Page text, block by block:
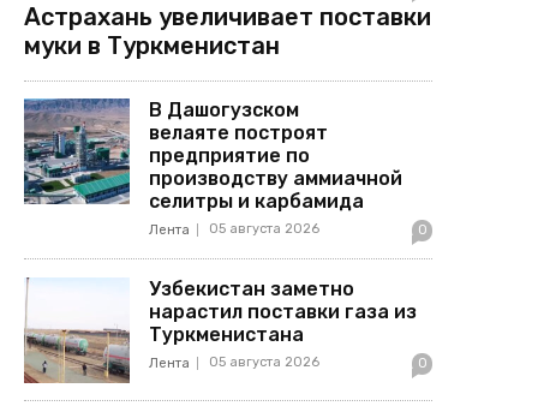
Астрахань увеличивает поставки
муки в Туркменистан
В Дашогузском
велаяте построят
предприятие по
производству аммиачной
селитры и карбамида
Лента 05 августа 2026 0
Узбекистан заметно
нарастил поставки газа из
Туркменистана
Лента 05 августа 2026 0